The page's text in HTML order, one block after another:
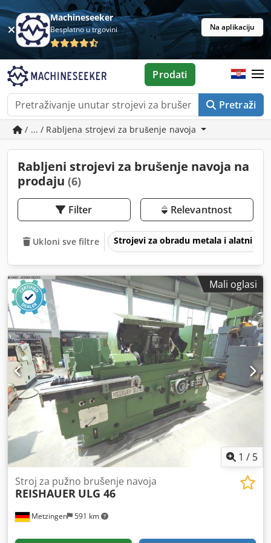
Machineseeker
Besplatno u trgovini Na aplikaciju
Pretraži
Prodati
/ ... / Rabljena strojevi za brušenje navoja
Rabljeni strojevi za brušenje navoja na
prodaju (6)
Filter Relevantnost
Ukloni sve filtre Strojevi za obradu metala i alatni
Mali oglasi
1 / 5
Metzingen 591 km
Stroj za pužno brušenje navoja
REISHAUER ULG 46